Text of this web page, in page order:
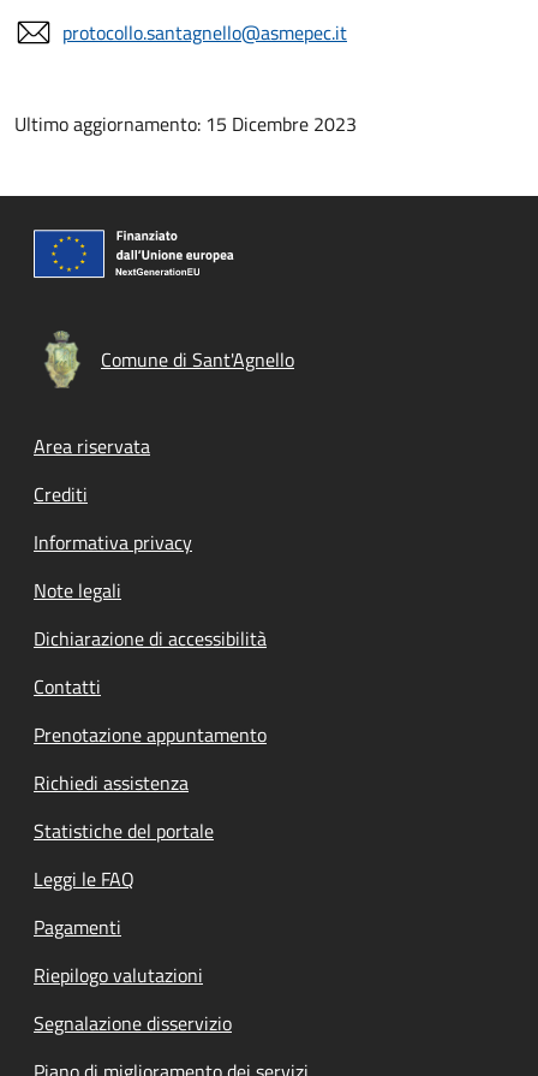
protocollo.santagnello@asmepec.it
Ultimo aggiornamento: 15 Dicembre 2023
Comune di Sant'Agnello
Footer menu
Area riservata
Crediti
Informativa privacy
Note legali
Dichiarazione di accessibilità
Contatti
Prenotazione appuntamento
Richiedi assistenza
Statistiche del portale
Leggi le FAQ
Pagamenti
Riepilogo valutazioni
Segnalazione disservizio